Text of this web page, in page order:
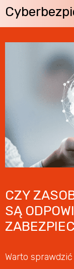
CZY
SĄ
Warto